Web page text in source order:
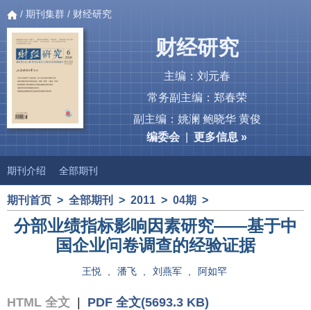
/ 期刊集群 / 财经研究
财经研究
主编：刘元春
常务副主编：郑春荣
副主编：姚澜 鲍晓华 黄俊
编委会|更多信息 »
期刊介绍 全部期刊
期刊首页 > 全部期刊 > 2011 > 04期 >
分部业绩指标影响因素研究——基于中
国企业问卷调查的经验证据
王悦 潘飞 刘燕军 阿如罕
HTML 全文 PDF 全文(5693.3 KB)